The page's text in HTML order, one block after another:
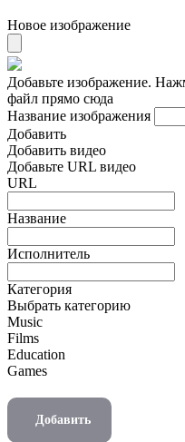
Новое изображение
Добавьте изображение.
файл прямо сюда
Название изображения
Добавить
Добавить видео
Добавьте URL видео
URL
Название
Исполнитель
Категория
Выбрать категорию
Music
Films
Education
Games
Добавить